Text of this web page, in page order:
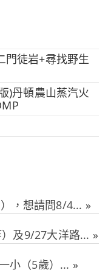
門徒岩+尋找野生
)丹頓農山蒸汽火
，想請問8/4... »
及9/27大洋路... »
小（5歲）... »